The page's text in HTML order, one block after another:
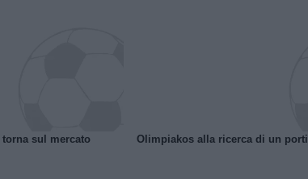
torna sul mercato Olimpiakos alla ricerca di un